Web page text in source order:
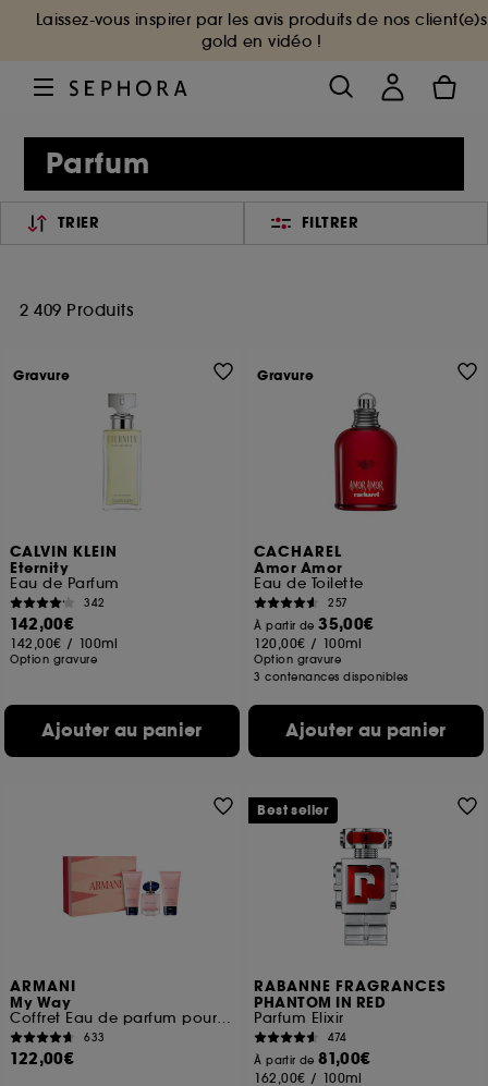
Laissez-vous inspirer par les avis produits de nos client(e)s
gold en vidéo !
Parfum
TRIER FILTRER
2 409 Produits
CALVIN KLEIN
Eternity
Eau de Parfum
342
142,00€
142,00€ / 100ml
Option gravure
Ajouter au panier
Gravure
CACHAREL
Amor Amor
Eau de Toilette
257
À partir de35,00€
120,00€ / 100ml
Option gravure
3 contenances disponibles
Ajouter au panier
Gravure
ARMANI
My Way
Coffret Eau de parfum pour femme
633
122,00€
RABANNE FRAGRANCES
PHANTOM IN RED
Parfum Elixir
474
À partir de81,00€
162,00€ / 100ml
Best seller